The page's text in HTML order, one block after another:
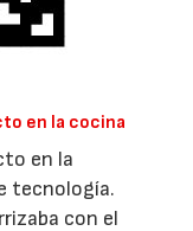
en la cocina
en la
tecnología.
con el